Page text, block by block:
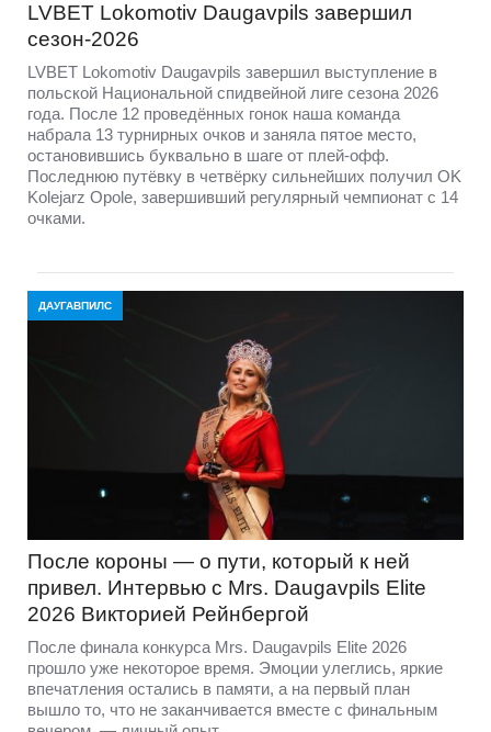
LVBET Lokomotiv Daugavpils завершил
сезон-2026
LVBET Lokomotiv Daugavpils завершил выступление в
польской Национальной спидвейной лиге сезона 2026
года. После 12 проведённых гонок наша команда
набрала 13 турнирных очков и заняла пятое место,
остановившись буквально в шаге от плей-офф.
Последнюю путёвку в четвёрку сильнейших получил OK
Kolejarz Opole, завершивший регулярный чемпионат с 14
очками.
ДАУГАВПИЛС
После короны — о пути, который к ней
привел. Интервью с Mrs. Daugavpils Elite
2026 Викторией Рейнбергой
После финала конкурса Mrs. Daugavpils Elite 2026
прошло уже некоторое время. Эмоции улеглись, яркие
впечатления остались в памяти, а на первый план
вышло то, что не заканчивается вместе с финальным